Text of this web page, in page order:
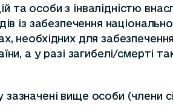
та особи з інвалідністю
із забезпечення
необхідних для
а у разі загибелі/смерті
вище особи (члени